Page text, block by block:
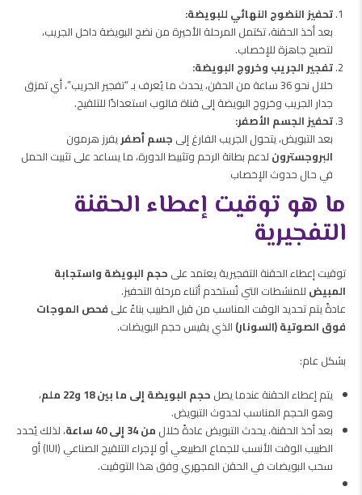
تحفيز النضوج النهائي للبويضة:
بعد أخذ الحقنة، تكتمل المرحلة الأخيرة من نضج البويضة داخل الجريب،
لتصبح جاهزة للإخصاب.
تفجير الجريب وخروج البويضة:
خلال نحو 36 ساعة من الحقن، يحدث ما يُعرف بـ “تفجير الجريب”، أي تمزق
جدار الجريب وخروج البويضة إلى قناة فالوب استعدادًا للتلقيح.
تحفيز الجسم الأصفر:
بعد التبويض، يتحول الجريب الفارغ إلى جسم أصفريفرز هرمون
البروجسترون لدعم بطانة الرحم وتثبيط الدورة، ما يساعد على تثبيت الحمل
في حال حدوث الإخصاب
ما هو توقيت إعطاء الحقنة
التفجيرية
توقيت إعطاء الحقنة التفجيرية يعتمد على حجم البويضة واستجابة
المبيض للمنشطات التي تُستخدم أثناء مرحلة التحفيز.
عادةً يتم تحديد الوقت المناسب من قبل الطبيب بناءً على فحص الموجات
فوق الصوتية (السونار) الذي يقيس حجم البويضات.
بشكل عام:
يتم إعطاء الحقنة عندما يصل حجم البويضة إلى ما بين 18 و22 ملم
،
وهو الحجم المناسب لحدوث التبويض.
بعد أخذ الحقنة، يحدث التبويض عادةً خلال من 34 إلى 40 ساعة
، لذلك يُحدد
الطبيب الوقت الأنسب للجماع الطبيعي أو لإجراء التلقيح الصناعي (IUI) أو
سحب البويضات في الحقن المجهري وفق هذا التوقيت.